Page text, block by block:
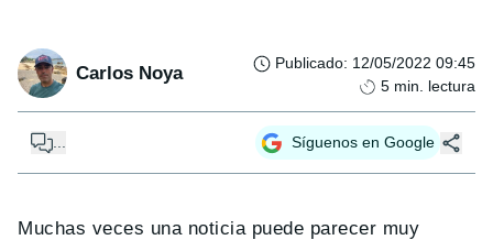
Carlos Noya Publicado: 12/05/2022 09:45
5 min. lectura
... Síguenos en Google
Muchas veces una noticia puede parecer muy